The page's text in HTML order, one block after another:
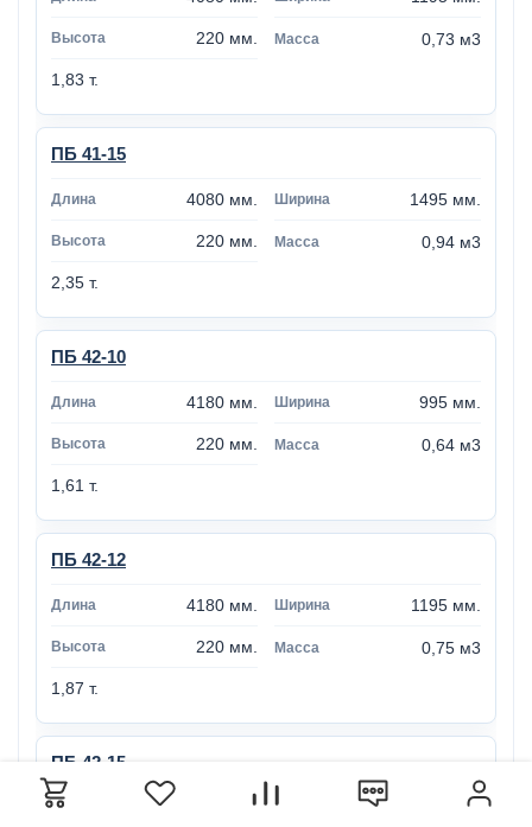
220 мм. 0,73 м3
1,83 т.
ПБ 41-15
4080 мм. 1495 мм.
220 мм. 0,94 м3
2,35 т.
ПБ 42-10
4180 мм. 995 мм.
220 мм. 0,64 м3
1,61 т.
ПБ 42-12
4180 мм. 1195 мм.
220 мм. 0,75 м3
1,87 т.
ПБ 42-15
4180 мм. 1495 мм.